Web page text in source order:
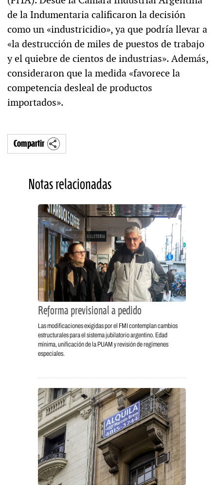
de la Indumentaria calificaron la decisión
como un «industricidio», ya que podría llevar a
«la destrucción de miles de puestos de trabajo
y el quiebre de cientos de industrias». Además,
consideraron que la medida «favorece la
competencia desleal de productos
importados».
Compartir
Notas relacionadas
Reforma previsional a pedido
Las modificaciones exigidas por el FMI contemplan cambios
estructurales para el sistema jubilatorio argentino. Edad
mínima, unificación de la PUAM y revisión de regímenes
especiales.